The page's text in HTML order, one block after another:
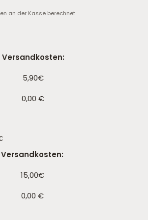
an der Kasse berechnet
Versandkosten:
5,90€
0,00 €
Versandkosten:
15,00€
0,00 €